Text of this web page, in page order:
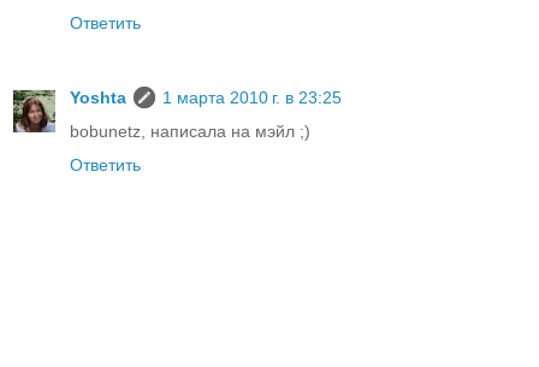
Ответить
Yoshta
1 марта 2010 г. в 23:25
bobunetz, написала на мэйл ;)
Ответить